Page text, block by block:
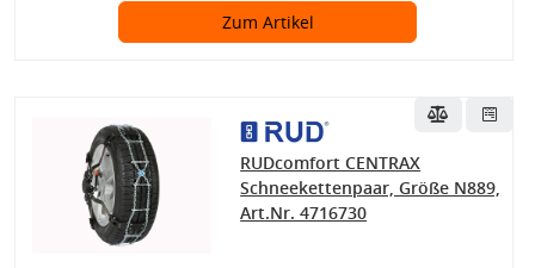
Zum Artikel
RUDcomfort CENTRAX
Schneekettenpaar, Größe N889,
Art.Nr. 4716730